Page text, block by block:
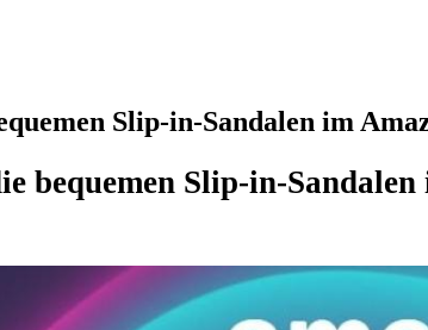
Slip-in-Sandalen im
bequemen Slip-in-